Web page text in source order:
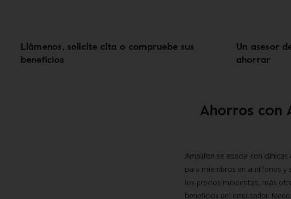
Llámenos, solicite cita o compruebe sus
beneficios
Un asesor
ahorrar
Ahorros con
Amplifon se asocia con
para miembros en audífonos y
los precios minoristas, más
beneficios del empleador.